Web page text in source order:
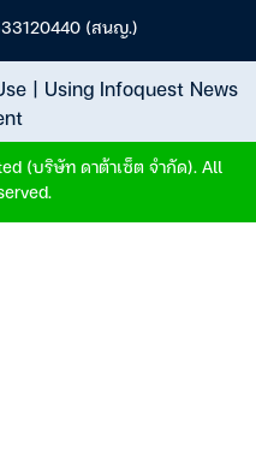
(สนญ.)
| Using Infoquest News
(บริษัท ดาต้าเซ็ต จำกัด). All